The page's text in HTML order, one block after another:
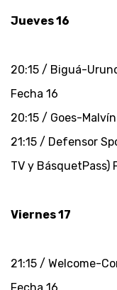
Jueves 16
20:15 / Biguá-
Fecha 16
20:15 / Goes-
21:15 / Defensor
TV y BásquetPass)
Viernes 17
21:15 / Welcome-